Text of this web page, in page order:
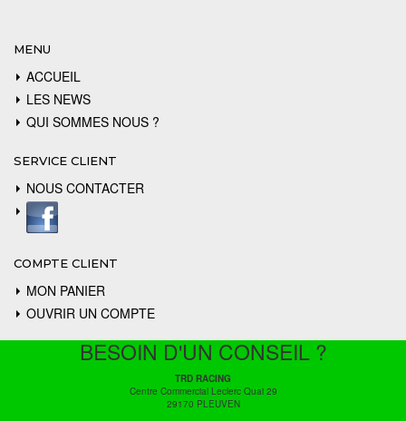
MENU
ACCUEIL
LES NEWS
QUI SOMMES NOUS ?
SERVICE CLIENT
NOUS CONTACTER
COMPTE CLIENT
MON PANIER
OUVRIR UN COMPTE
BESOIN D'UN CONSEIL ?
TRD RACING
Centre Commercial Leclerc Quai 29
29170 PLEUVEN